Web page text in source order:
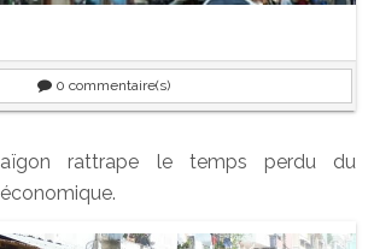
0 commentaire(s)
rattrape le temps perdu du